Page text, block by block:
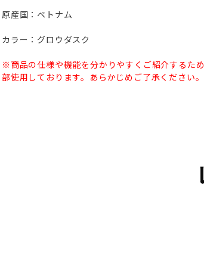
原産国：ベトナム
カラー：グロウダスク
※商品の仕様や機能を分かりやすくご紹介するた
部使用しております。あらかじめご了承ください。